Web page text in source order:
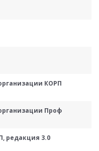
КОРП
Проф
редакция 3.0